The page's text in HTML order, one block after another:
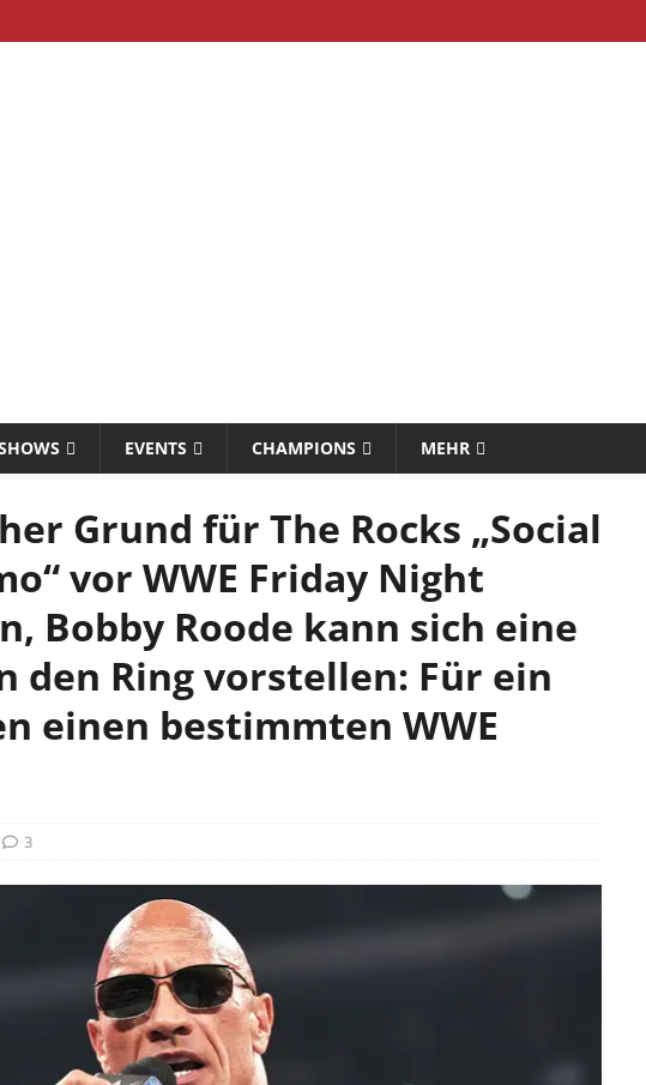
EVENTS CHAMPIONS MEHR
Grund für The Rocks „Social
vor WWE Friday Night
Bobby Roode kann sich eine
den Ring vorstellen: Für ein
einen bestimmten WWE
3